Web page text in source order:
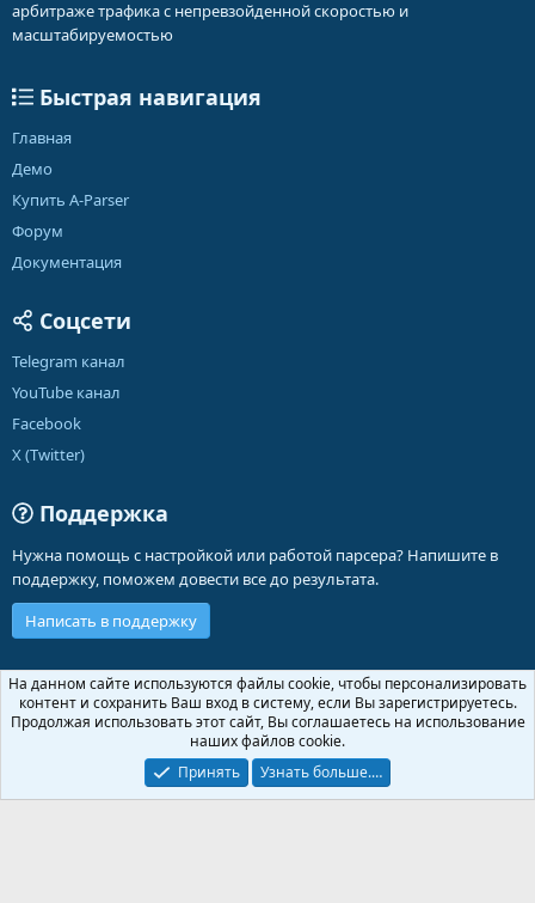
арбитраже трафика с непревзойденной скоростью и
масштабируемостью
Быстрая навигация
Главная
Демо
Купить A-Parser
Форум
Документация
Соцсети
Telegram канал
YouTube канал
Facebook
X (Twitter)
Поддержка
Нужна помощь с настройкой или работой парсера? Напишите в
поддержку, поможем довести все до результата.
Написать в поддержку
Russian (RU)
Обратная связь
Условия и правила
Политика конфиденциальности
Помощь
Community platform by XenForo ® © 2010-2026 XenForo Ltd.
На данном сайте используются файлы cookie, чтобы персонализировать
контент и сохранить Ваш вход в систему, если Вы зарегистрируетесь.
Продолжая использовать этот сайт, Вы соглашаетесь на использование
наших файлов cookie.
Принять
Узнать больше.…